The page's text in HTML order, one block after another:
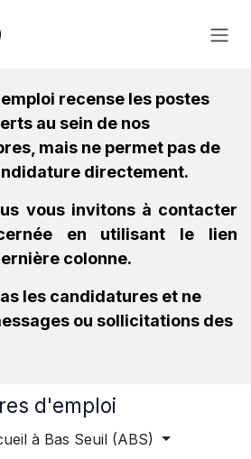
recense les postes
au sein de nos
mais ne permet pas de
directement.
vous invitons à contacter
en utilisant le lien
colonne.
les candidatures et ne
ou sollicitations des
d'emploi
à Bas Seuil (ABS)